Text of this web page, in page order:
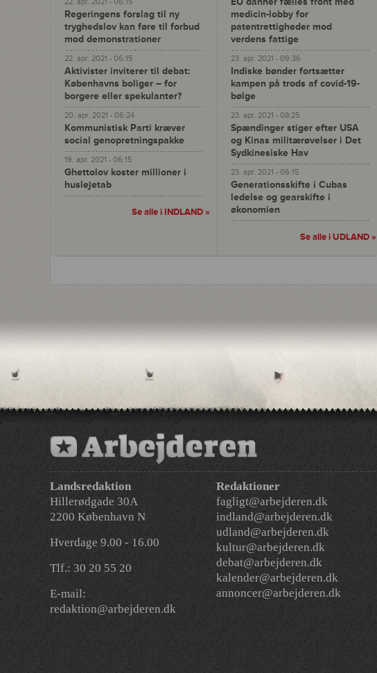
Regeringens forslag til ny
tryghedslov kan føre til forbud
mod demonstrationer
22. apr. 2021 - 06:15
Aktivister inviterer til debat:
Københavns boliger – for
borgere eller spekulanter?
20. apr. 2021 - 06:24
Kommunistisk Parti kræver
social genopretningspakke
19. apr. 2021 - 06:15
Ghettolov koster millioner i
huslejetab
Se alle i INDLAND »
medicin-lobby for
patentrettigheder mod
verdens fattige
23. apr. 2021 - 09:36
Indiske bønder fortsætter
kampen på trods af covid-19-
bølge
23. apr. 2021 - 08:25
Spændinger stiger efter USA
og Kinas militærøvelser i Det
Sydkinesiske Hav
23. apr. 2021 - 06:15
Generationsskifte i Cubas
ledelse og gearskifte i
økonomien
Se alle i UDLAND »
Landsredaktion
Hillerødgade 30A
2200 København N
Hverdage 9.00 - 16.00
Tlf.: 30 20 55 20
E-mail:
redaktion@arbejderen.dk
Redaktioner
fagligt@arbejderen.dk
indland@arbejderen.dk
udland@arbejderen.dk
kultur@arbejderen.dk
debat@arbejderen.dk
kalender@arbejderen.dk
annoncer@arbejderen.dk